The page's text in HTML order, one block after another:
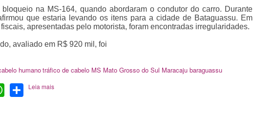
na MS-164, quando abordaram o condutor do carro. Durante
que estaria levando os itens para a cidade de Bataguassu. Em
apresentadas pelo motorista, foram encontradas irregularidades.
avaliado em R$ 920 mil, foi
humano tráfico de cabelo MS Mato Grosso do Sul Maracaju baraguassu
WhatsApp
Share
Leia mais